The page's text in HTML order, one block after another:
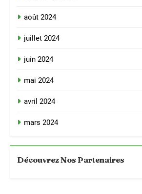
août 2024
juillet 2024
juin 2024
mai 2024
avril 2024
mars 2024
Découvrez Nos Partenaires